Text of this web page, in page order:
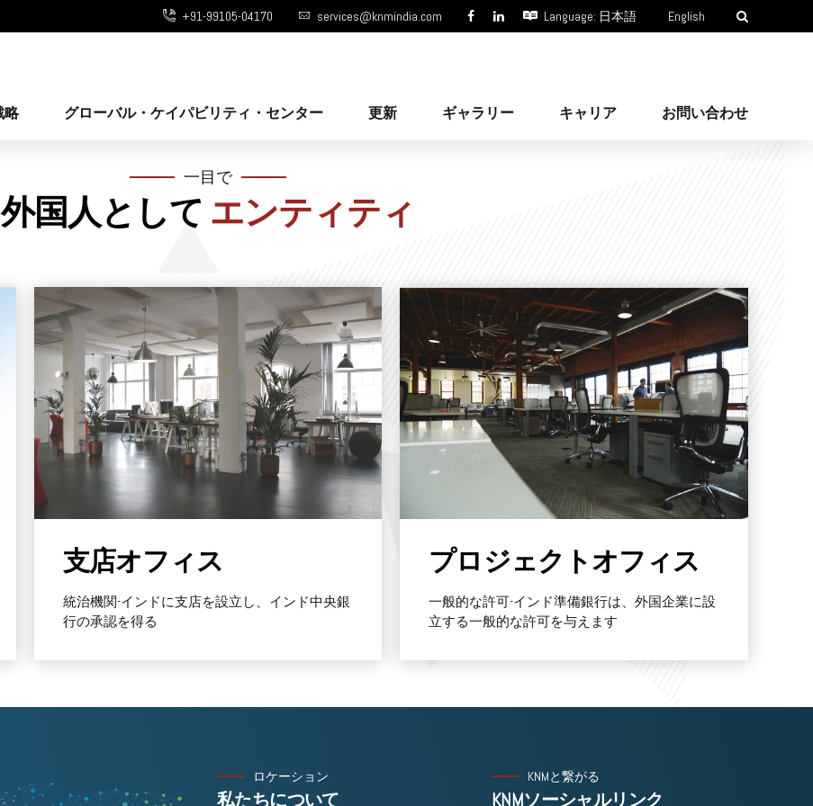
+91-99105-04170 services@knmindia.com Language: 日本語 English
略 グローバル・ケイパビリティ・センター 更新 ギャラリー キャリア お問い合わせ
一目で
外国人として エンティティ
Find out more
支店オフィス
統治機関-インドに支店を設立し、インド中央銀
行の承認を得る
プロジェクトオフィス
一般的な許可-インド準備銀行は、外国企業に設
立する一般的な許可を与えます
ロケーション
私たちについて
KNMと繋がる
KNMソーシャルリンク